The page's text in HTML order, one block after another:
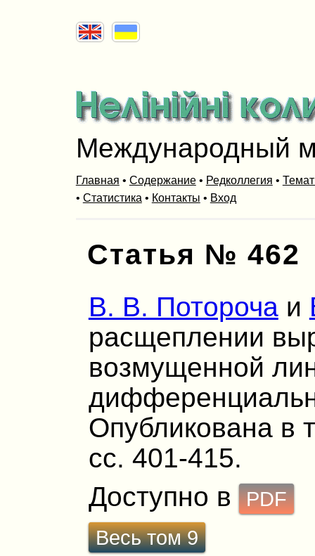
Международный
Главная • Содержание• Редколлегия •
• Статистика • Контакты • Вход
Статья № 462
В. В. Поторочаи
расщеплении
возмущенной
Опубликована в
сс. 401-415.
Доступно в
PDF
Весь том 9